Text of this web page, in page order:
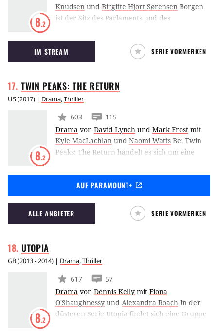
8.2
Knudsen und Birgitte Hjort Sørensen Borgen
ist der Sitz des Parlaments und des
Politdrama rund um die charakter- und
willensstarke Politikerin Brigitte Nyborg
beschreibt die kleinen und großen Kämpfe,
IM STREAM SERIE VORMERKEN
TWIN PEAKS: THE RETURN
US(2017) | Drama,Thriller
8.2
603
115
Drama von David Lynch und Mark Frost mit
Kyle MacLachlan und Naomi Watts Bei Twin
Peaks: The Return handelt es sich um eine
Lynch und Mark Frost konzipiert wurde und
die Geschehnisse der Original-Serie aufgreift.
Erneut verschlägt es Agent Dale Cooper in die
geheimnisvolle Kleinstadt, in der nichts so ist,
wie es scheint.
AUF PARAMOUNT+
ALLE ANBIETER SERIE VORMERKEN
UTOPIA
GB(2013 - 2014) | Drama,Thriller
8.2
617
57
Drama von Dennis Kelly mit Fiona
O'Shaughnessy und Alexandra Roach In der
düsteren Serie Utopia findet sich eine Gruppe